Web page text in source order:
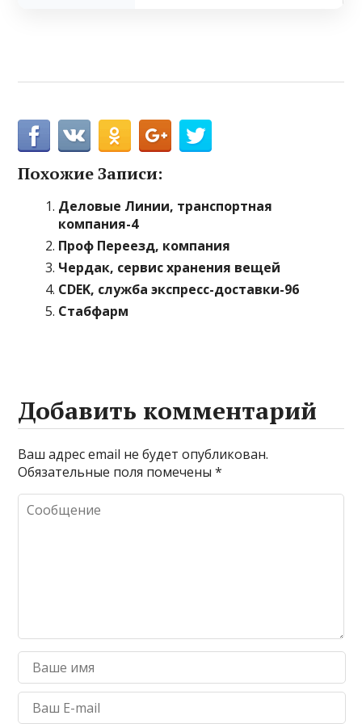
Похожие Записи:
Деловые Линии, транспортная
компания-4
Проф Переезд, компания
Чердак, сервис хранения вещей
CDEK, служба экспресс-доставки-96
Стабфарм
Добавить комментарий
Ваш адрес email не будет опубликован.
Обязательные поля помечены*